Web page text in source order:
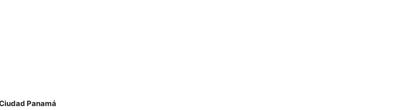
Panamá